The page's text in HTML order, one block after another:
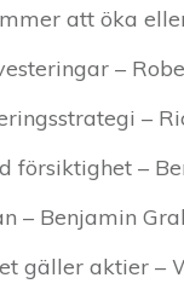
att öka
–
–
försiktighet –
– Benjamin
gäller aktier –